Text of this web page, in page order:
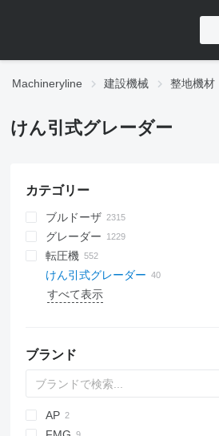
Machineryline 建設機械 整地機材
けん引式グレーダー
カテゴリー
ブルドーザ
グレーダー
転圧機
けん引式グレーダー
すべて表示
ブランド
AP